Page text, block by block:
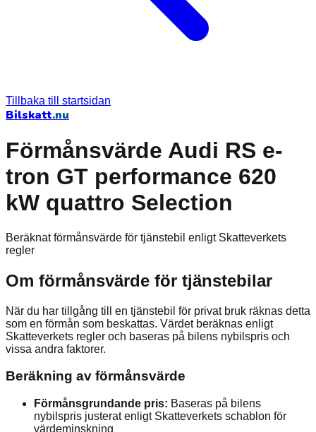
Tillbaka till startsidan
Bilskatt.nu
Förmånsvärde Audi RS e-
tron GT performance 620
kW quattro Selection
Beräknat förmånsvärde för tjänstebil enligt Skatteverkets
regler
Om förmånsvärde för tjänstebilar
När du har tillgång till en tjänstebil för privat bruk räknas detta
som en förmån som beskattas. Värdet beräknas enligt
Skatteverkets regler och baseras på bilens nybilspris och
vissa andra faktorer.
Beräkning av förmånsvärde
Förmånsgrundande pris: Baseras på bilens
nybilspris justerat enligt Skatteverkets schablon för
värdeminskning